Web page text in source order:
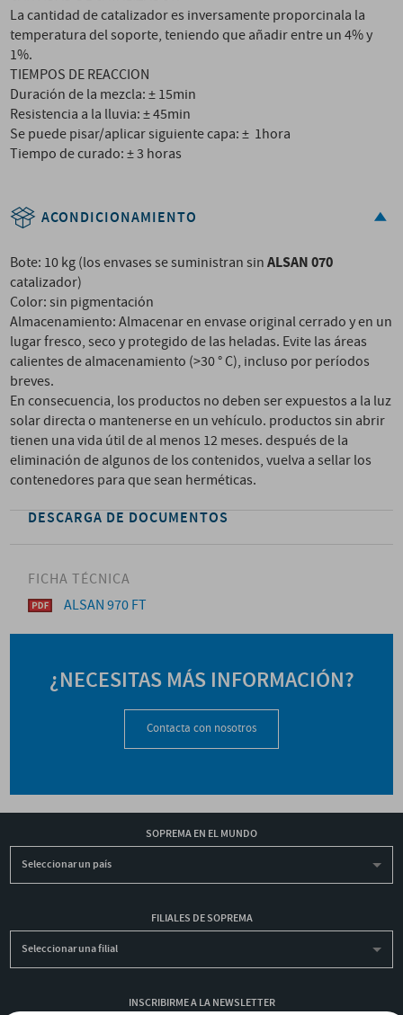
La cantidad de catalizador es inversamente proporcinala la
temperatura del soporte, teniendo que añadir entre un 4% y
1%.
TIEMPOS DE REACCION
Duración de la mezcla: ± 15min
Resistencia a la lluvia: ± 45min
Se puede pisar/aplicar siguiente capa: ± 1hora
Tiempo de curado: ± 3 horas
ACONDICIONAMIENTO
Bote: 10 kg (los envases se suministran sinALSAN 070
catalizador)
Color: sin pigmentación
Almacenamiento: Almacenar en envase original cerrado y en un
lugar fresco, seco y protegido de las heladas. Evite las áreas
calientes de almacenamiento (>30 ° C), incluso por períodos
breves.
En consecuencia, los productos no deben ser expuestos a la luz
solar directa o mantenerse en un vehículo. productos sin abrir
tienen una vida útil de al menos 12 meses. después de la
eliminación de algunos de los contenidos, vuelva a sellar los
contenedores para que sean herméticas.
DESCARGA DE DOCUMENTOS
FICHA TÉCNICA
ALSAN 970 FT
¿NECESITAS MÁS INFORMACIÓN?
Contacta con nosotros
SOPREMA EN EL MUNDO
Seleccionar un país
FILIALES DE SOPREMA
Seleccionar una filial
INSCRIBIRME A LA NEWSLETTER